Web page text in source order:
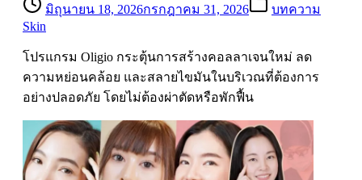
มิถุนายน 18, 2026กรกฎาคม 31, 2026
บทความ
Skin
โปรแกรม Oligio กระตุ้นการสร้างคอลลาเจนใหม่ ลด
ความหย่อนคล้อย และสลายไขมันในบริเวณที่ต้องการ
อย่างปลอดภัย โดยไม่ต้องผ่าตัดหรือพักฟื้น